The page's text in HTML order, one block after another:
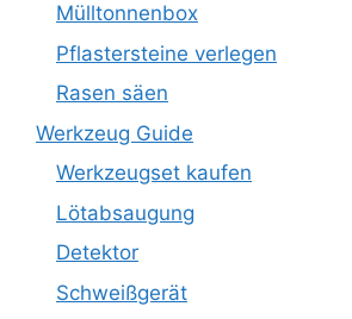
Mülltonnenbox
Pflastersteine verlegen
Rasen säen
Werkzeug Guide
Werkzeugset kaufen
Lötabsaugung
Detektor
Schweißgerät